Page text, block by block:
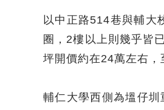
以中正路514巷與輔大
圈，2樓以上則幾乎皆
坪開價約在24萬左右
輔仁大學西側為塭仔